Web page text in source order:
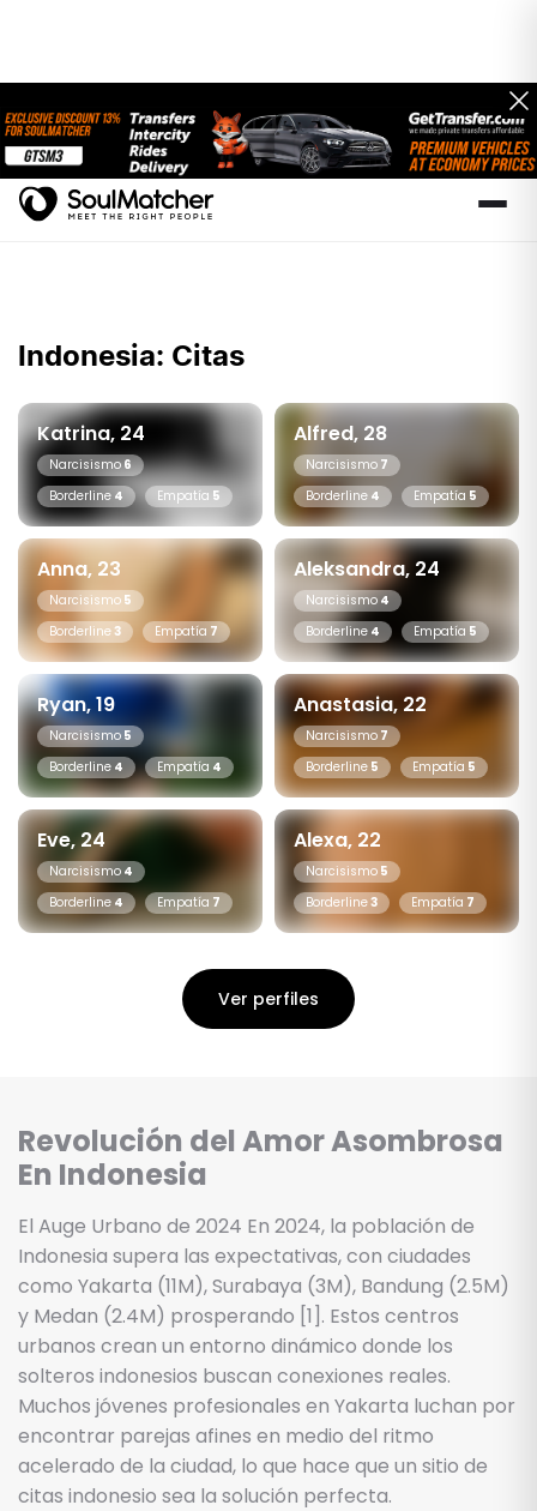
Indonesia: Citas
Katrina, 24
Narcisismo6
Borderline 4 Empatía 5
Alfred, 28
Narcisismo 7
Borderline 4 Empatía 5
Anna, 23
Narcisismo 5
Borderline3 Empatía 7
Aleksandra, 24
Narcisismo 4
Borderline 4 Empatía 5
Ryan, 19
Narcisismo 5
Borderline 4 Empatía 4
Anastasia, 22
Narcisismo 7
Borderline 5 Empatía 5
Eve, 24
Narcisismo 4
Borderline 4 Empatía 7
Alexa, 22
Narcisismo 5
Borderline3 Empatía 7
Ver perfiles
Revolución del Amor Asombrosa
En Indonesia
El Auge Urbano de 2024 En 2024, la población de
Indonesia supera las expectativas, con ciudades
como Yakarta (11M), Surabaya (3M), Bandung (2.5M)
y Medan (2.4M) prosperando [1]. Estos centros
urbanos crean un entorno dinámico donde los
solteros indonesios buscan conexiones reales.
Muchos jóvenes profesionales en Yakarta luchan por
encontrar parejas afines en medio del ritmo
acelerado de la ciudad, lo que hace que un sitio de
citas indonesio sea la solución perfecta.